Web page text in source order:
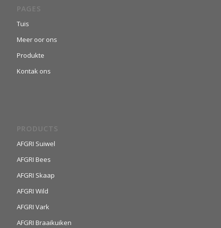
PAGES
Tuis
Meer oor ons
Produkte
Kontak ons
PRODUCTS
AFGRI Suiwel
AFGRI Bees
AFGRI Skaap
AFGRI Wild
AFGRI Vark
AFGRI Braaikuiken